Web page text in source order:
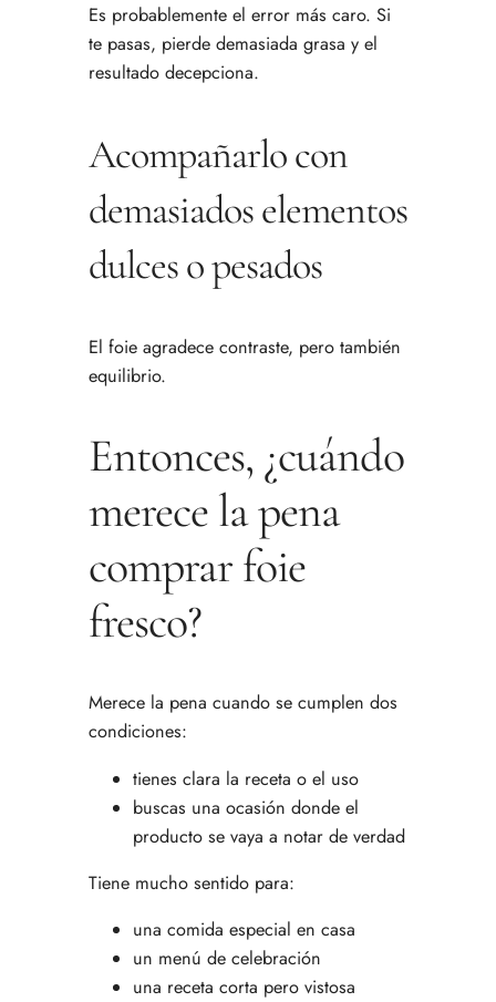
Es probablemente el error más caro. Si
te pasas, pierde demasiada grasa y el
resultado decepciona.
Acompañarlo con
demasiados elementos
dulces o pesados
El foie agradece contraste, pero también
equilibrio.
Entonces, ¿cuándo
merece la pena
comprar foie
fresco?
Merece la pena cuando se cumplen dos
condiciones:
tienes clara la receta o el uso
buscas una ocasión donde el
producto se vaya a notar de verdad
Tiene mucho sentido para:
una comida especial en casa
un menú de celebración
una receta corta pero vistosa